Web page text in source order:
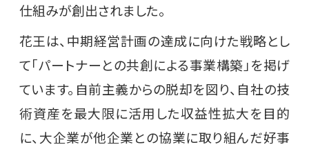
仕組みが創出されました。
花王は、中期経営計画の達成に向けた戦略とし
て「パートナーとの共創による事業構築」を掲げ
ています。自前主義からの脱却を図り、自社の技
術資産を最大限に活用した収益性拡大を目的
に、大企業が他企業との協業に取り組んだ好事